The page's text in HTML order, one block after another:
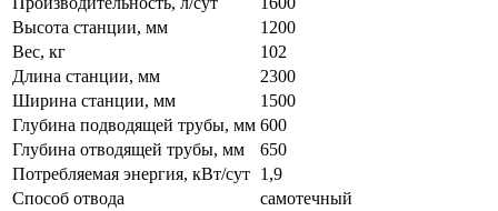
Высота станции, мм
1200
Вес, кг
102
Длина станции, мм
2300
Ширина станции, мм
1500
Глубина подводящей трубы, мм 600
Глубина отводящей трубы, мм
650
Потребляемая энергия, кВт/сут 1,9
Способ отвода
самотечный